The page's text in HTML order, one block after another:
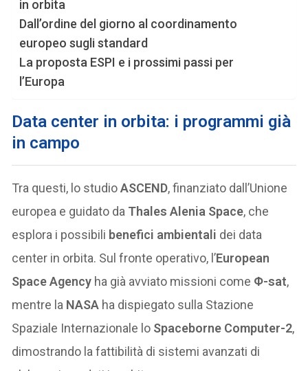
in orbita
Dall’ordine del giorno al coordinamento
europeo sugli standard
La proposta ESPI e i prossimi passi per
l’Europa
Data center in orbita: i programmi già
in campo
Tra questi, lo studioASCEND, finanziato dall’Unione
europea e guidato da Thales Alenia Space, che
esplora i possibili benefici ambientali dei data
center in orbita. Sul fronte operativo, l’European
Space Agency ha già avviato missioni come Φ-sat,
mentre la NASA ha dispiegato sulla Stazione
Spaziale Internazionale lo Spaceborne Computer-2,
dimostrando la fattibilità di sistemi avanzati di